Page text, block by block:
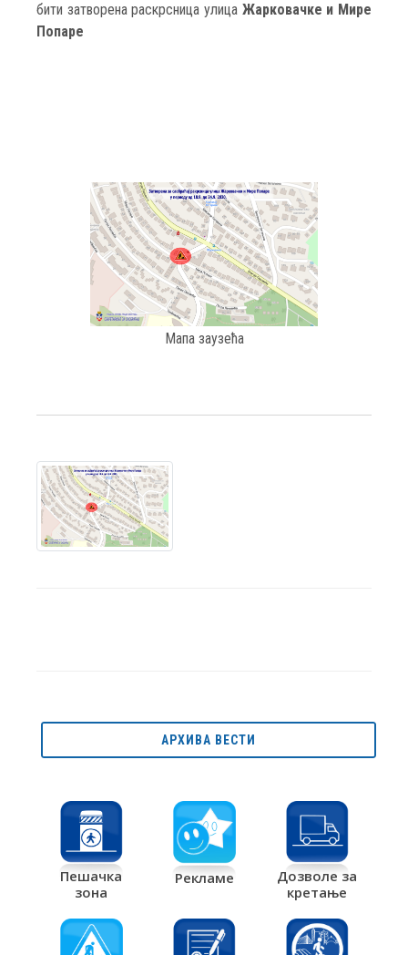
бити затворена раскрсница улица Жарковачке и Мире
Попаре
Мапа заузећа
АРХИВА ВЕСТИ
Пешачка
зона
Рекламе
Дозволе за
кретање